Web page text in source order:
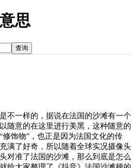
思
查询
不一样的，据说在法国的沙滩有一个
随意的在这里进行美黑，这种随意的
饰物”，也正是因为法国文化的传
满了好奇，所以随着全球实况摄像头
对准了法国的沙滩，那么到底是怎么